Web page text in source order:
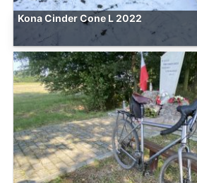
Kona Cinder Cone L 2022